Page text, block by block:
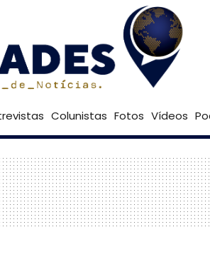
Goiânia 27º Brasília
Colunistas Fotos Vídeos